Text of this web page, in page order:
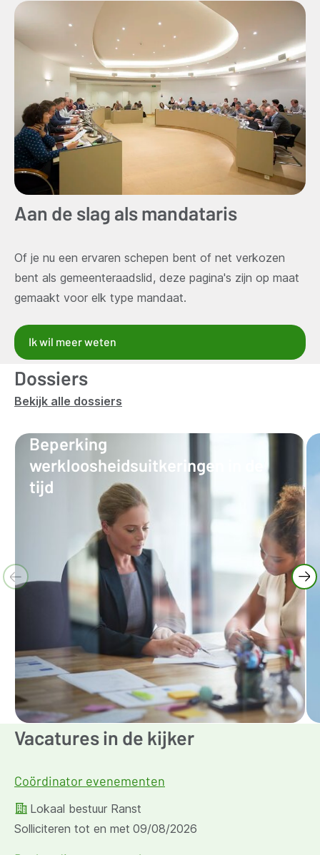
Aan de slag als mandataris
Of je nu een ervaren schepen bent of net verkozen
bent als gemeenteraadslid, deze pagina's zijn op maat
gemaakt voor elk type mandaat.
Ik wil meer weten
Dossiers
Bekijk alle dossiers
Beperking
werkloosheidsuitkeringen in de
tijd
Vacatures in de kijker
Coördinator evenementen
Lokaal bestuur Ranst
Solliciteren tot en met 09/08/2026